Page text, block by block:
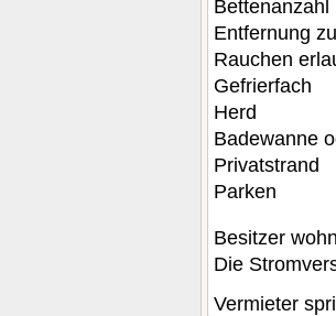
Bettenanzahl
Entfernung
Rauchen
Gefrierfach
Herd
Badewanne
Privatstrand
Parken
Besitzer
Die
Vermieter